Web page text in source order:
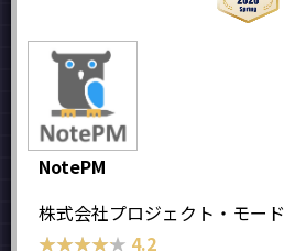
NotePM
株式会社プロジェクト・モード
★★★★★
★★★★★ 4.2